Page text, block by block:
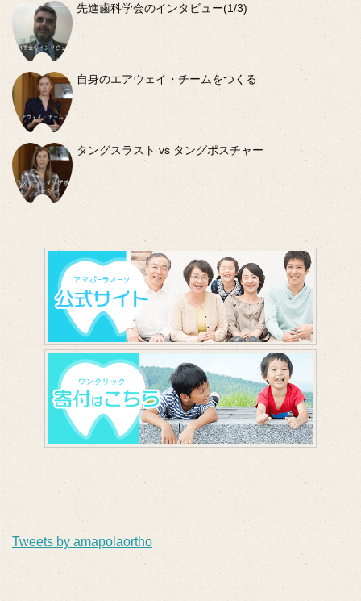
先進歯科学会のインタビュー(1/3)
自身のエアウェイ・チームをつくる
タングスラスト vs タングポスチャー
Tweets by amapolaortho